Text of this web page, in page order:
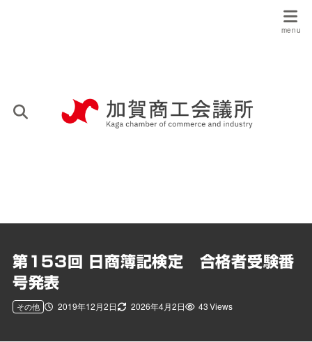
第153回 日商簿記検定 合格者受験番
号発表
2019年12月2日 2026年4月2日
その他 43 Views